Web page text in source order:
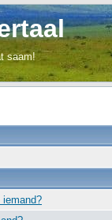
saam!
iemand?